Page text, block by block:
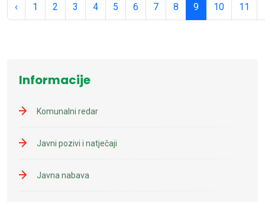
‹ 1 2 3 4 5 6 7 8 9 10 11
Informacije
Komunalni redar
Javni pozivi i natječaji
Javna nabava